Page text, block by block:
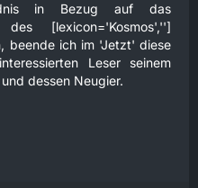
in Bezug auf das
des [lexicon='Kosmos','']
beende ich im 'Jetzt' diese
Leser seinem
dessen Neugier.